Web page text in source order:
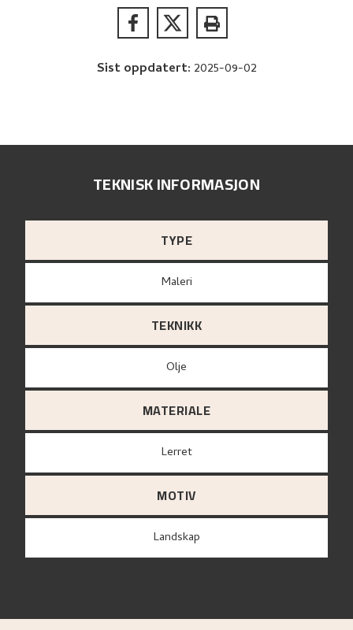
Sist oppdatert: 2025-09-02
TEKNISK INFORMASJON
TYPE
Maleri
TEKNIKK
Olje
MATERIALE
lerret
MOTIV
Landskap